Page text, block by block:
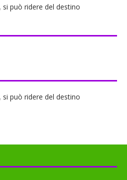
si può ridere del destino
si può ridere del destino